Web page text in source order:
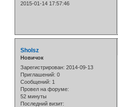
2015-01-14 17:57:46
Sholsz
Новичок
Зарегистрирован: 2014-09-13
Приглашений: 0
Сообщений: 1
Провел на форуме:
52 минуты
Последний визит: